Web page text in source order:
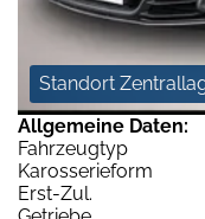
Standort
Allgemeine Daten:
Fahrzeugtyp
Karosserieform
Erst-Zul.